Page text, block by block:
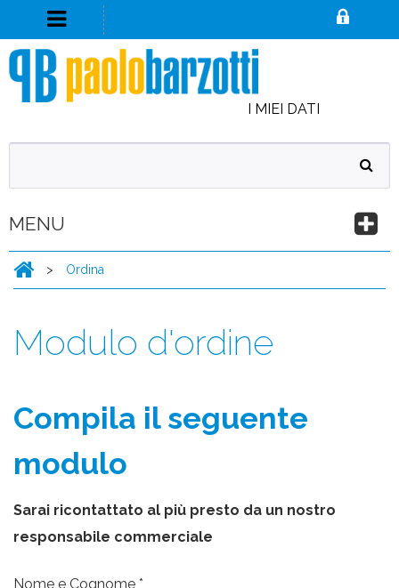
I MIEI DATI
MENU
> Ordina
Modulo d'ordine
Compila il seguente
modulo
Sarai ricontattato al più presto da un nostro
responsabile commerciale
Nome e Cognome